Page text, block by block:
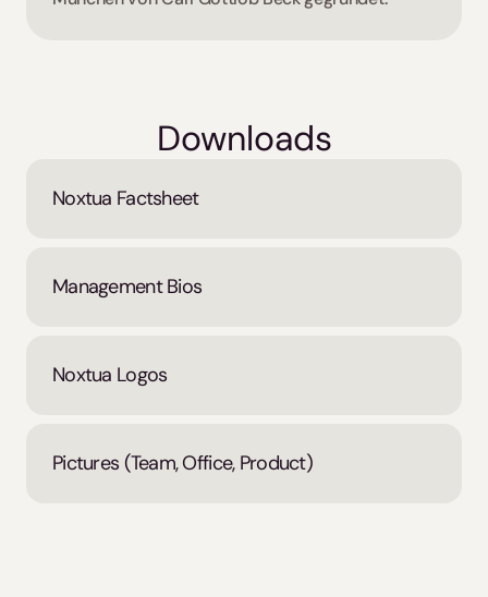
Downloads
Noxtua Factsheet
Management Bios
Noxtua Logos
Pictures (Team, Office, Product)